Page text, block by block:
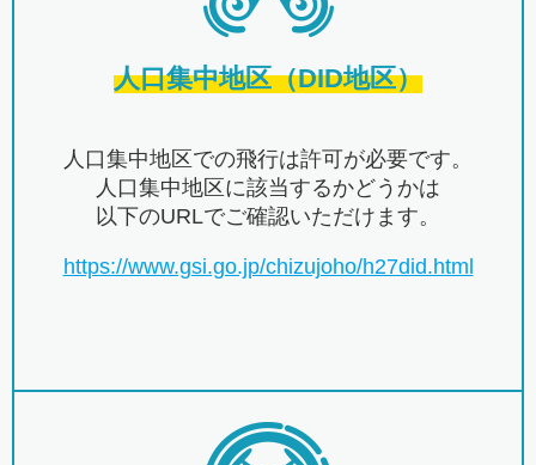
人口集中地区（DID地区）
人口集中地区での飛行は許可が必要です。
人口集中地区に該当するかどうかは
以下のURLでご確認いただけます。
https://www.gsi.go.jp/chizujoho/h27did.html